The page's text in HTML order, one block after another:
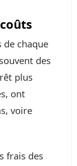
de chaque
des
plus
ont
voire
frais des